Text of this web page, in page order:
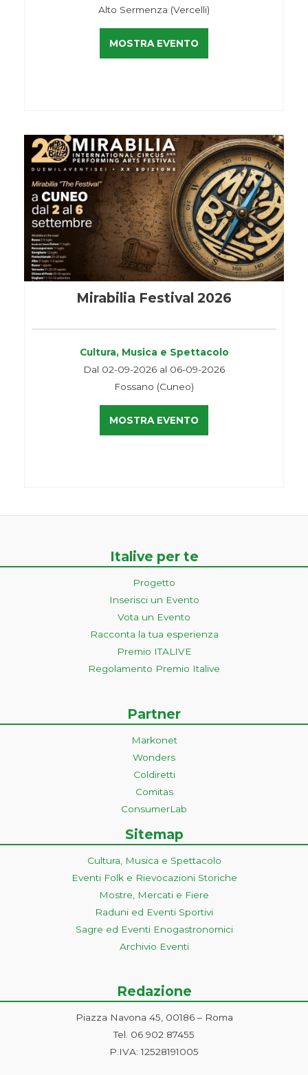
Alto Sermenza (Vercelli)
MOSTRA EVENTO
Mirabilia Festival 2026
Cultura, Musica e Spettacolo
Dal 02-09-2026 al 06-09-2026
Fossano (Cuneo)
MOSTRA EVENTO
Italive per te
Progetto
Inserisci un Evento
Vota un Evento
Racconta la tua esperienza
Premio ITALIVE
Regolamento Premio Italive
Partner
Markonet
Wonders
Coldiretti
Comitas
ConsumerLab
Sitemap
Cultura, Musica e Spettacolo
Eventi Folk e Rievocazioni Storiche
Mostre, Mercati e Fiere
Raduni ed Eventi Sportivi
Sagre ed Eventi Enogastronomici
Archivio Eventi
Redazione
Piazza Navona 45, 00186 – Roma
Tel. 06 902 87455
P.IVA: 12528191005